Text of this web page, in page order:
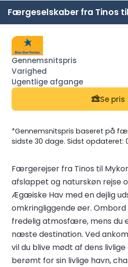
Færgeselskaber fra Tinos
Se pris
*Gennemsnitspris baseret på
sidste 30 dage. Sidst opdateret:
Færgerejser fra Tinos til
afslappet og naturskøn rejse
Ægæiske Hav med en dejlig
omkringliggende øer. Ombord
fredelig atmosfære, mens du
næste destination. Ved
vil du blive mødt af dens
berømt for sin livlige havn,